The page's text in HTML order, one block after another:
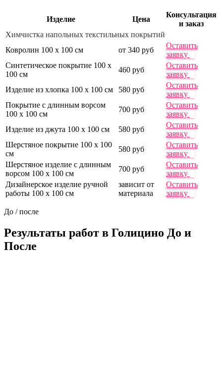
Изделие Цена
Консультация
и заказ
Химчистка напольных текстильных покрытий
Ковролин 100 х 100 см
от 340 руб
Оставить
заявку
Синтетическое покрытие 100 х
100 см
460 руб
Оставить
заявку
Изделие из хлопка 100 х 100 см
580 руб
Оставить
заявку
Покрытие с длинным ворсом
100 х 100 см
700 руб
Оставить
заявку
Изделие из джута 100 х 100 см
580 руб
Оставить
заявку
Шерстяное покрытие 100 х 100
см
580 руб
Оставить
заявку
Шерстяное изделие с длинным
ворсом 100 х 100 см
700 руб
Оставить
заявку
Дизайнерское изделие ручной
работы 100 х 100 см
зависит от
материала
Оставить
заявку
До / после
Результаты работ в Голицино До и
После